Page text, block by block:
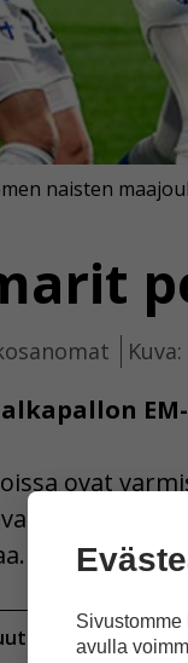
naisten
ovat
Islanti ja
avulla